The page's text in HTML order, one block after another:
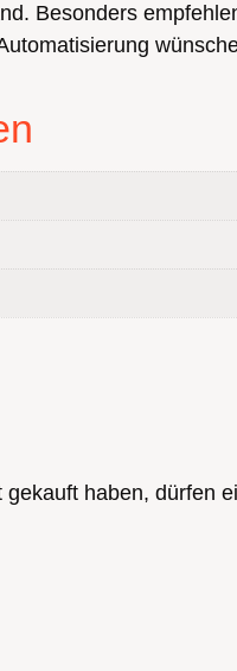
Besonders
haben, dürfen